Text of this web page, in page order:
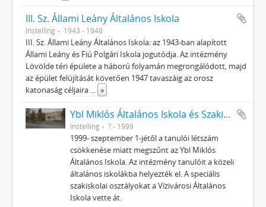
III. Sz. Állami Leány Általános Iskola
Instelling 1943 - 1948
III. Sz. Állami Leány Általános Iskola: az 1943-ban alapított
Állami Leány és Fiú Polgári Iskola jogutódja. Az intézmény
Lövölde téri épülete a háború folyamán megrongálódott, majd
az épület felújítását követően 1947 tavaszáig az orosz
katonaság céljaira ... »
Ybl Miklós Általános Iskola és Szakiskola
Instelling ? - 1999
1999- szeptember 1-jétől a tanulói létszám
csökkenése miatt megszűnt az Ybl Miklós
Általános Iskola. Az intézmény tanulóit a közeli
általános iskolákba helyezték el. A speciális
szakiskolai osztályokat a Vízivárosi Általános
Iskola vette át.